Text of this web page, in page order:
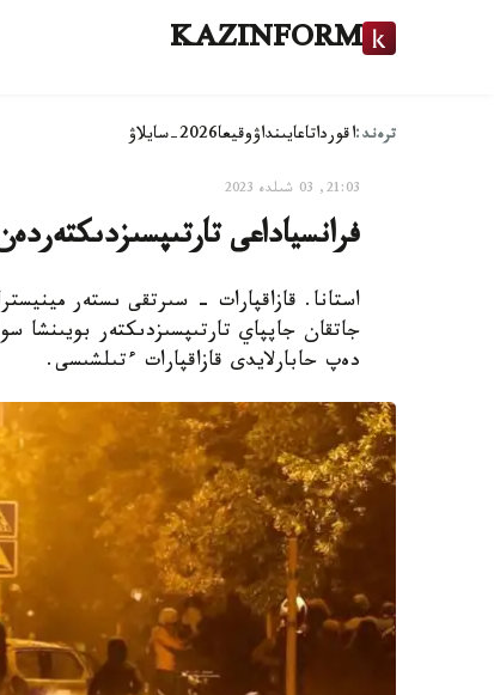
KAZINFORM
ترەند:اقورداتاعايىنداۋوقيعا2026-سايلاۋ
21:03, 03 شىلدە 2023
فرانسياداعى
استانا. قازاقپارات - سىرتقى ىستەر
جاتقان جاپپاي تارتىپسىزدىكتەر بويىنشا
دەپ حابارلايدى قازاقپارات ءتىلشىسى.